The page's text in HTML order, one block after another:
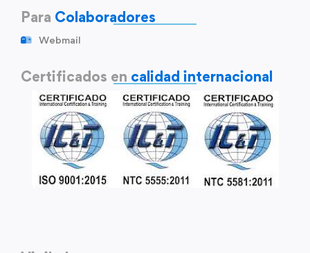
Para Colaboradores
Webmail
Certificados en calidad internacional